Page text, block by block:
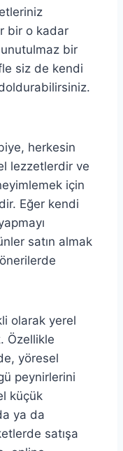
bir o kadar
unutulmaz bir
siz de kendi
herkesin
lezzetlerdir ve
için
Eğer kendi
satın almak
olarak yerel
Özellikle
yöresel
peynirlerini
küçük
ya da
satışa